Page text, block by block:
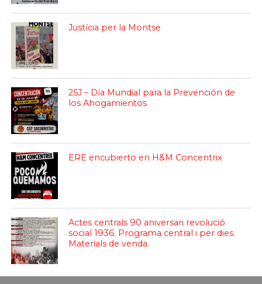
Justícia per la Montse
25J – Día Mundial para la Prevención de
los Ahogamientos
ERE encubierto en H&M Concentrix
Actes centrals 90 aniversari revolució
social 1936. Programa central i per dies.
Materials de venda.